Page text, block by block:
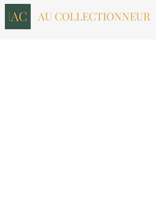
AU COLLECTIONNEUR